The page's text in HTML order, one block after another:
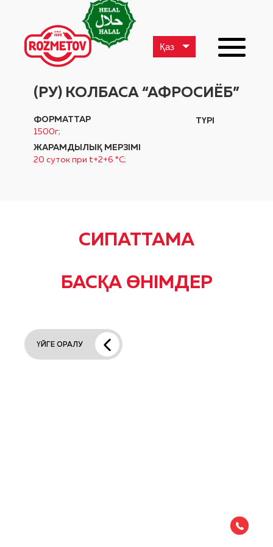
Қаз
(РУ) КОЛБАСА “АФРОСИЁБ”
ФОРМАТТАР
1500г;
ТҮРІ
ЖАРАМДЫЛЫҚ МЕРЗІМІ
20 суток при t+2+6 °C;
СИПАТТАМА
БАСҚА ӨНІМДЕР
ҮЙГЕ ОРАЛУ